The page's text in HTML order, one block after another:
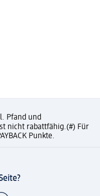
Pfand und
nicht rabattfähig.(#) Für
Punkte.